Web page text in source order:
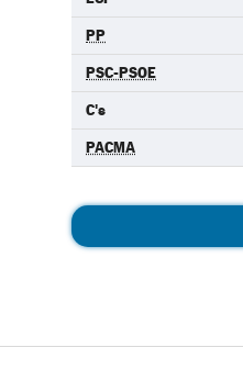
PP
PSC-PSOE
C's
PACMA